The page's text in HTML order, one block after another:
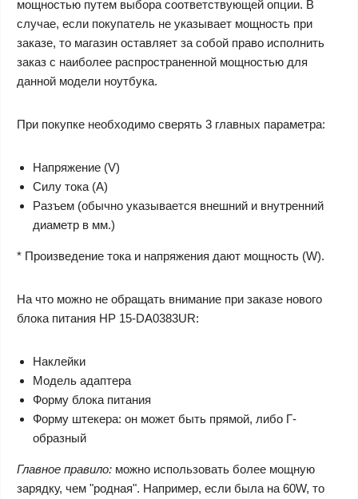
мощностью путем выбора соответствующей опции. В
случае, если покупатель не указывает мощность при
заказе, то магазин оставляет за собой право исполнить
заказ с наиболее распространенной мощностью для
данной модели ноутбука.
При покупке необходимо сверять 3 главных параметра:
Напряжение (V)
Силу тока (A)
Разъем (обычно указывается внешний и внутренний
диаметр в мм.)
* Произведение тока и напряжения дают мощность (W).
На что можно не обращать внимание при заказе нового
блока питания HP 15-DA0383UR:
Наклейки
Модель адаптера
Форму блока питания
Форму штекера: он может быть прямой, либо Г-
образный
Главное правило: можно использовать более мощную
зарядку, чем "родная". Например, если была на 60W, то